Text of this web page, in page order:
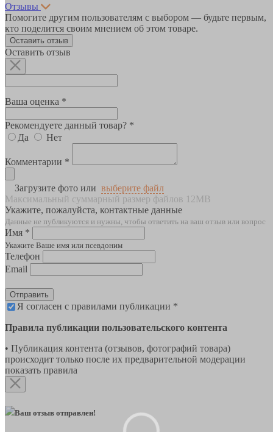
Отзывы
Помогите другим пользователям с выбором — будьте первым,
кто поделится своим мнением об этом товаре.
Оставить отзыв
Оставить отзыв
Ваша оценка *
Рекомендуете данный товар? *
Да
Нет
Комментарии *
Загрузите фото или выберите файл
Максимальный суммарный размер файлов 12MB
Укажите, пожалуйста, контактные данные
Данные не публикуются и нужны, чтобы ответить на ваш отзыв или вопрос
Имя *
Укажите Ваше имя или псевдоним
Телефон
Email
Отправить
Я согласен с правилами публикации *
Правила публикации пользовательского контента
• Публикация контента (отзывов, фотографий товара)
происходит только после их предварительной модерации
показать правила
Ваш отзыв отправлен!